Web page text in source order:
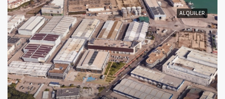
ALQUILER